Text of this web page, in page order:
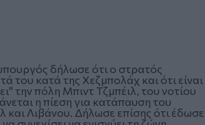
δήλωσε ότι ο στρατός
του κατά της Χεζμπολάχ και ότι είναι
την πόλη Μπιντ Τζμπέιλ, του νοτίου
η πίεση για κατάπαυση του
και Λιβάνου. Δήλωσε επίσης ότι έδωσε